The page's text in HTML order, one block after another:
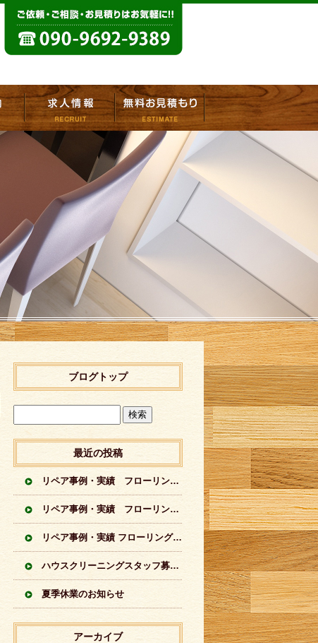
ブログトップ
最近の投稿
リペア事例・実績 フローリングに出来てしまった傷のリペア実績 シートフローリング
リペア事例・実績 フローリングに出来てしまった傷のリペア実績 突板フローリング
リペア事例・実績 フローリングの傷のリペア実績イロイロ
ハウスクリーニングスタッフ募集中
夏季休業のお知らせ
アーカイブ